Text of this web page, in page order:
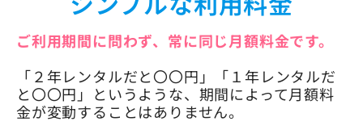
ご利用期間に問わず、常に同じ月額料金です。
「２年レンタルだと〇〇円」「１年レンタルだ
と〇〇円」というような、期間によって月額料
金が変動することはありません。